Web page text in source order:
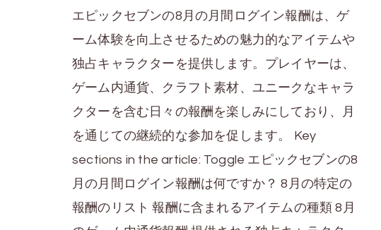
エピックセブンの8月の月間ログイン報酬は、ゲ
ーム体験を向上させるための魅力的なアイテムや
独占キャラクターを提供します。プレイヤーは、
ゲーム内通貨、クラフト素材、ユニークなキャラ
クターを含む日々の報酬を楽しみにしており、月
を通じての継続的な参加を促します。 Key
sections in the article: Toggle エピックセブンの8
月の月間ログイン報酬は何ですか？ 8月の特定の
報酬のリスト 報酬に含まれるアイテムの種類 8月